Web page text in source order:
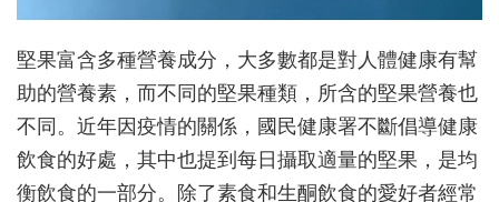
堅果富含多種營養成分，大多數都是對人體健康有幫
助的營養素，而不同的堅果種類，所含的堅果營養也
不同。近年因疫情的關係，國民健康署不斷倡導健康
飲食的好處，其中也提到每日攝取適量的堅果，是均
衡飲食的一部分。除了素食和生酮飲食的愛好者經常